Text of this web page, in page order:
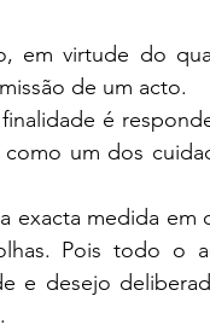
em virtude do
de um acto.
é
um dos
exacta medida em
Pois todo o
e desejo